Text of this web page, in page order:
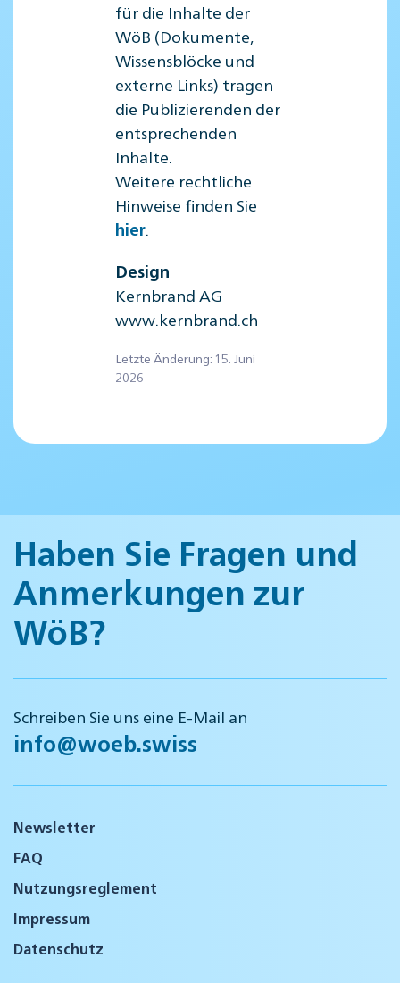
für die Inhalte der
WöB (Dokumente,
Wissensblöcke und
externe Links) tragen
die Publizierenden der
entsprechenden
Inhalte.
Weitere rechtliche
Hinweise finden Sie
hier.
Design
Kernbrand AG
www.kernbrand.ch
Letzte Änderung: 15. Juni
2026
Haben Sie Fragen und
Anmerkungen zur
WöB?
Schreiben Sie uns eine E-Mail an
info@woeb.swiss
Newsletter
FAQ
Nutzungsreglement
Impressum
Datenschutz